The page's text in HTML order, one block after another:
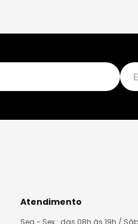
Atendimento